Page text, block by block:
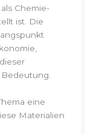
Chemie-
ist. Die
eine
Materialien